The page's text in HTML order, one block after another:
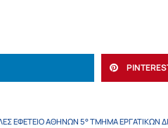
ΕΦΕΤΕΙΟ ΑΘΗΝΩΝ 5° ΤΜΗΜΑ ΕΡΓΑΤΙΚΩΝ